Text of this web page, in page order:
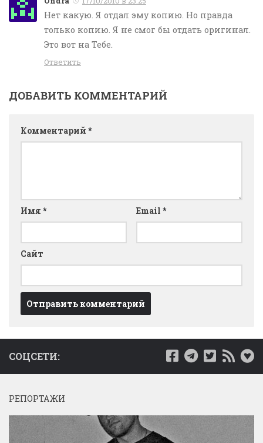
Нет какую. Я отдал эму копию. Но правда
только копию. Я не смог бы отдать оригинал.
Это вот на Тебе.
Ответить
ДОБАВИТЬ КОММЕНТАРИЙ
Комментарий *
Имя * Email *
Сайт
СОЦСЕТИ:
РЕПОРТАЖИ